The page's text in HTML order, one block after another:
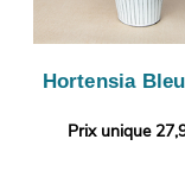
Hortensia
Prix unique